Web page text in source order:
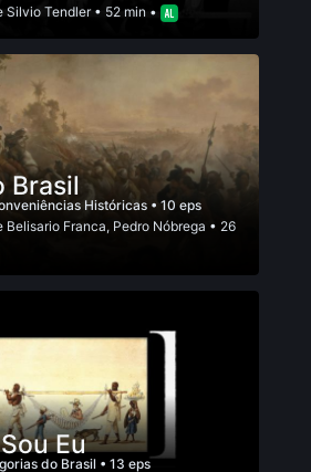
Silvio Tendler• 52 min •
Brasil
Históricas • 10 eps
Belisario Franca, Pedro Nóbrega • 26
Eu
do Brasil • 13 eps